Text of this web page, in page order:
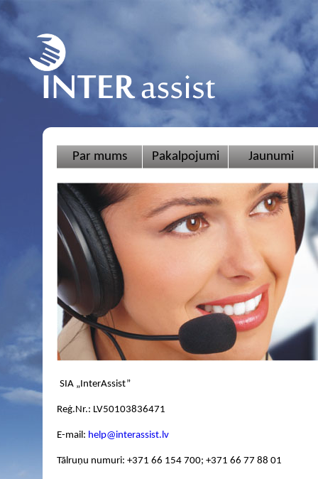
Par mums Pakalpojumi Jaunumi
SIA „InterAssist”
Reģ.Nr.: LV50103836471
E-mail: help@interassist.lv
Tālruņu numuri: +371 66 154 700; +371 66 77 88 01